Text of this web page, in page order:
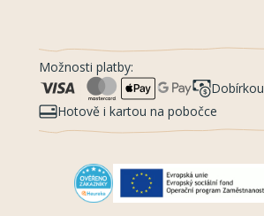
Možnosti platby:
Dobírkou
Hotově i kartou na pobočce